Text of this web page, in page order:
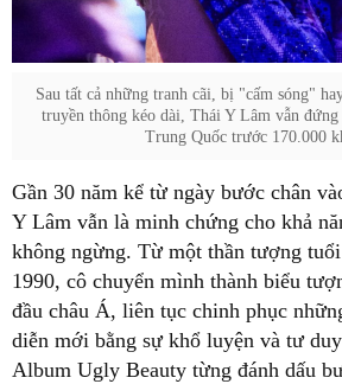
Sau tất cả những tranh cãi, bị "cấm sóng"
truyền thông kéo dài, Thái Y Lâm vẫn đứng
Trung Quốc trước 170.000
Gần 30 năm kể từ ngày bước chân
Y Lâm vẫn là minh chứng cho khả
không ngừng. Từ một thần tượng
1990, cô chuyển mình thành biểu
đầu châu Á, liên tục chinh phục
diễn mới bằng sự khổ luyện và tư
Album Ugly Beauty từng đánh dấu